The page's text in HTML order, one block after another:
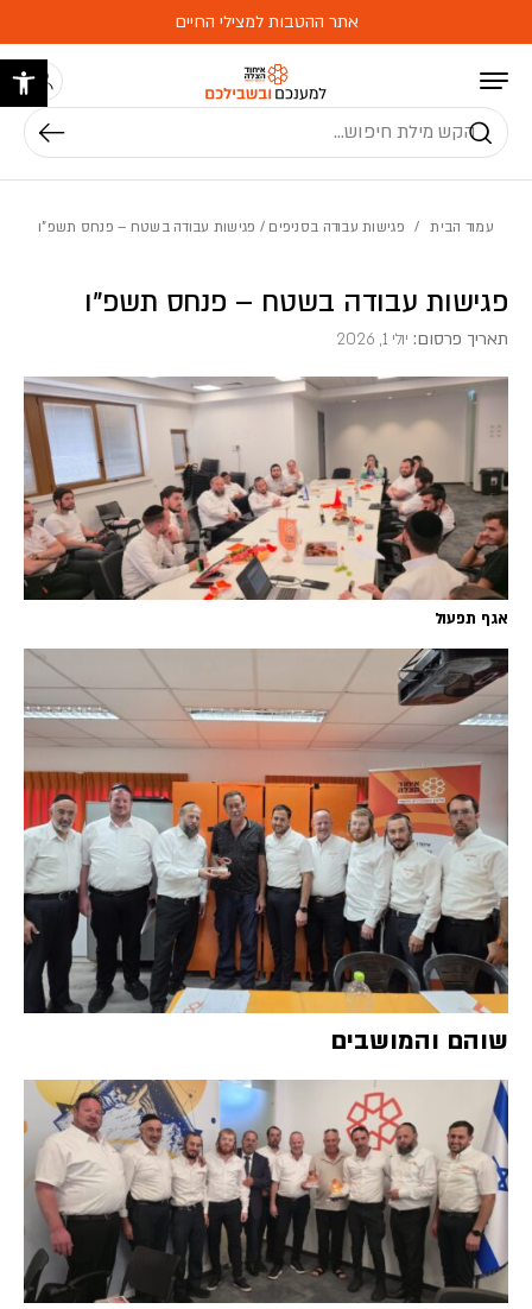
אתר ההטבות למצילי החיים
חיפוש
עמוד הבית / פגישות עבודה בסניפים / פגישות עבודה בשטח – פנחס תשפ”ו
פגישות עבודה בשטח – פנחס תשפ”ו
תאריך פרסום:יולי 1, 2026
אגף תפעול
שוהם והמושבים